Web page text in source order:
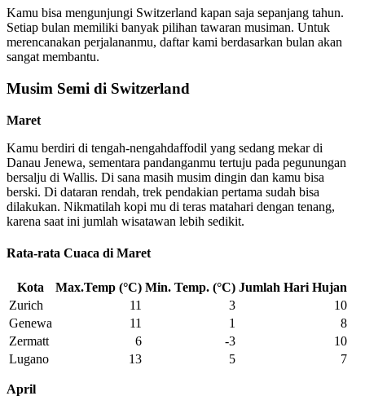
Kamu bisa mengunjungi Switzerland kapan saja sepanjang tahun.
Setiap bulan memiliki banyak pilihan tawaran musiman. Untuk
merencanakan perjalananmu, daftar kami berdasarkan bulan akan
sangat membantu.
Musim Semi di Switzerland
Maret
Kamu berdiri di tengah-nengahdaffodil yang sedang mekar di
Danau Jenewa, sementara pandanganmu tertuju pada pegunungan
bersalju di Wallis. Di sana masih musim dingin dan kamu bisa
berski. Di dataran rendah, trek pendakian pertama sudah bisa
dilakukan. Nikmatilah kopi mu di teras matahari dengan tenang,
karena saat ini jumlah wisatawan lebih sedikit.
Rata-rata Cuaca di Maret
Kota Max.Temp (°C) Min. Temp. (°C) Jumlah Hari Hujan
Zurich
11 3
10
Genewa
11 1
8
Zermatt
6 -3
10
Lugano
13 5 7
April